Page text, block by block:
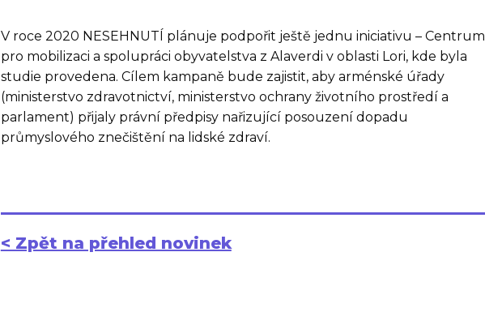
V roce 2020 NESEHNUTÍ plánuje podpořit ještě jednu iniciativu – Centrum
pro mobilizaci a spolupráci obyvatelstva z Alaverdi v oblasti Lori, kde byla
studie provedena. Cílem kampaně bude zajistit, aby arménské úřady
(ministerstvo zdravotnictví, ministerstvo ochrany životního prostředí a
parlament) přijaly právní předpisy nařizující posouzení dopadu
průmyslového znečištění na lidské zdraví.
< Zpět na přehled novinek